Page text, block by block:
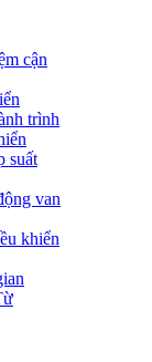
cận
trình
suất
van
khiển